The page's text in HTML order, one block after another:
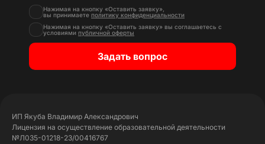
Нажимая на кнопку «Оставить заявку»,
вы принимаете политику конфиденциальности
Нажимая на кнопку «Оставить заявку» вы соглашаетесь с
условиями публичной оферты
Задать вопрос
ИП Якуба Владимир Александрович
Лицензия на осуществление образовательной деятельности
№Л035-01218-23/00416767